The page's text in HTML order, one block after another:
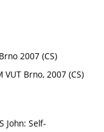
2007 (CS)
VUT Brno, 2007 (CS)
John: Self-